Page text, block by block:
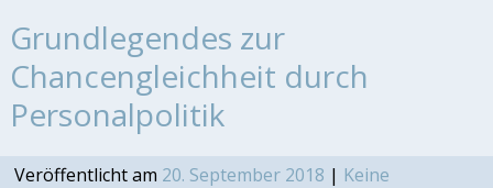
Grundlegendes zur
Chancengleichheit durch
Personalpolitik
Veröffentlicht am 20. September 2018 | Keine